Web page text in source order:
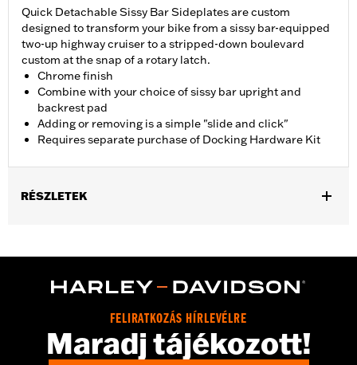
Quick Detachable Sissy Bar Sideplates are custom
designed to transform your bike from a sissy bar-equipped
two-up highway cruiser to a stripped-down boulevard
custom at the snap of a rotary latch.
Chrome finish
Combine with your choice of sissy bar upright and
backrest pad
Adding or removing is a simple "slide and click"
Requires separate purchase of Docking Hardware Kit
RÉSZLETEK
equipment on XL1200T models.
Installation Instructions
Detachable
Sold Separately:Docking hardware
Sold In Units:Pair
FELIRATKOZÁS HÍRLEVÉLRE
Maradj tájékozott!